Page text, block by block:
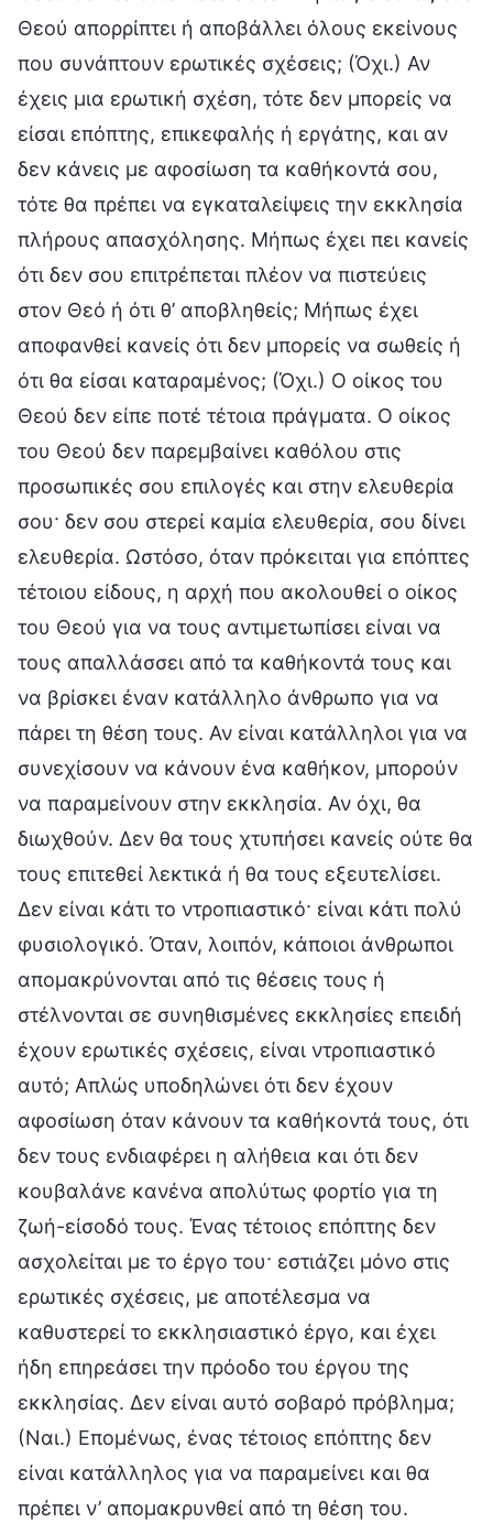
Θεού απορρίπτει ή αποβάλλει όλους εκείνους
που συνάπτουν ερωτικές σχέσεις; (Όχι.) Αν
έχεις μια ερωτική σχέση, τότε δεν μπορείς να
είσαι επόπτης, επικεφαλής ή εργάτης, και αν
δεν κάνεις με αφοσίωση τα καθήκοντά σου,
τότε θα πρέπει να εγκαταλείψεις την εκκλησία
πλήρους απασχόλησης. Μήπως έχει πει κανείς
ότι δεν σου επιτρέπεται πλέον να πιστεύεις
στον Θεό ή ότι θ’ αποβληθείς; Μήπως έχει
αποφανθεί κανείς ότι δεν μπορείς να σωθείς ή
ότι θα είσαι καταραμένος; (Όχι.) Ο οίκος του
Θεού δεν είπε ποτέ τέτοια πράγματα. Ο οίκος
του Θεού δεν παρεμβαίνει καθόλου στις
προσωπικές σου επιλογές και στην ελευθερία
σου· δεν σου στερεί καμία ελευθερία, σου δίνει
ελευθερία. Ωστόσο, όταν πρόκειται για επόπτες
τέτοιου είδους, η αρχή που ακολουθεί ο οίκος
του Θεού για να τους αντιμετωπίσει είναι να
τους απαλλάσσει από τα καθήκοντά τους και
να βρίσκει έναν κατάλληλο άνθρωπο για να
πάρει τη θέση τους. Αν είναι κατάλληλοι για να
συνεχίσουν να κάνουν ένα καθήκον, μπορούν
να παραμείνουν στην εκκλησία. Αν όχι, θα
διωχθούν. Δεν θα τους χτυπήσει κανείς ούτε θα
τους επιτεθεί λεκτικά ή θα τους εξευτελίσει.
Δεν είναι κάτι το ντροπιαστικό· είναι κάτι πολύ
φυσιολογικό. Όταν, λοιπόν, κάποιοι άνθρωποι
απομακρύνονται από τις θέσεις τους ή
στέλνονται σε συνηθισμένες εκκλησίες επειδή
έχουν ερωτικές σχέσεις, είναι ντροπιαστικό
αυτό; Απλώς υποδηλώνει ότι δεν έχουν
αφοσίωση όταν κάνουν τα καθήκοντά τους, ότι
δεν τους ενδιαφέρει η αλήθεια και ότι δεν
κουβαλάνε κανένα απολύτως φορτίο για τη
ζωή-είσοδό τους. Ένας τέτοιος επόπτης δεν
ασχολείται με το έργο του· εστιάζει μόνο στις
ερωτικές σχέσεις, με αποτέλεσμα να
καθυστερεί το εκκλησιαστικό έργο, και έχει
ήδη επηρεάσει την πρόοδο του έργου της
εκκλησίας. Δεν είναι αυτό σοβαρό πρόβλημα;
(Ναι.) Επομένως, ένας τέτοιος επόπτης δεν
είναι κατάλληλος για να παραμείνει και θα
πρέπει ν’ απομακρυνθεί από τη θέση του.